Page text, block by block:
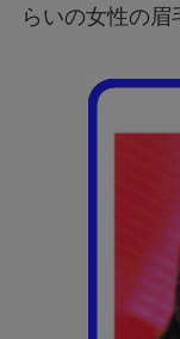
らいの女性の眉